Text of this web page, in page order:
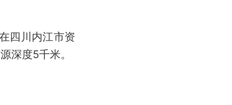
四川内江市资
深度5千米。